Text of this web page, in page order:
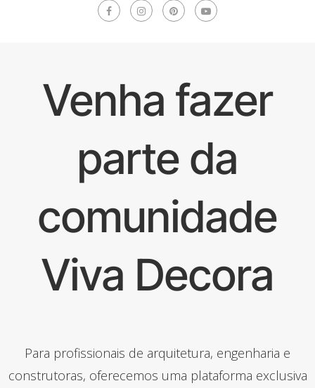
Venha fazer
parte da
comunidade
Viva Decora
Para profissionais de arquitetura, engenharia e
construtoras, oferecemos uma plataforma exclusiva